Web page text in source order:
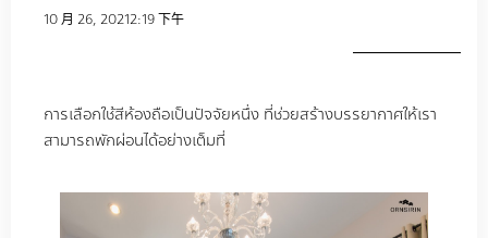
10 月 26, 20212:19 下午
การเลือกใช้สีห้องถือเป็นปัจจัยหนึ่ง ที่ช่วยสร้างบรรยากาศให้เรา
สามารถพักผ่อนได้อย่างเต็มที่